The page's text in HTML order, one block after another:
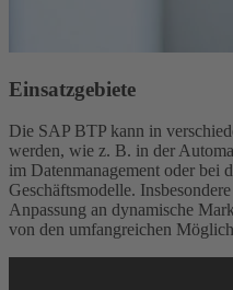
Einsatzgebiete
Die SAP BTP kann in
werden, wie z. B. in der
im Datenmanagement oder bei
Geschäftsmodelle.
Anpassung an dynamische
von den umfangreichen